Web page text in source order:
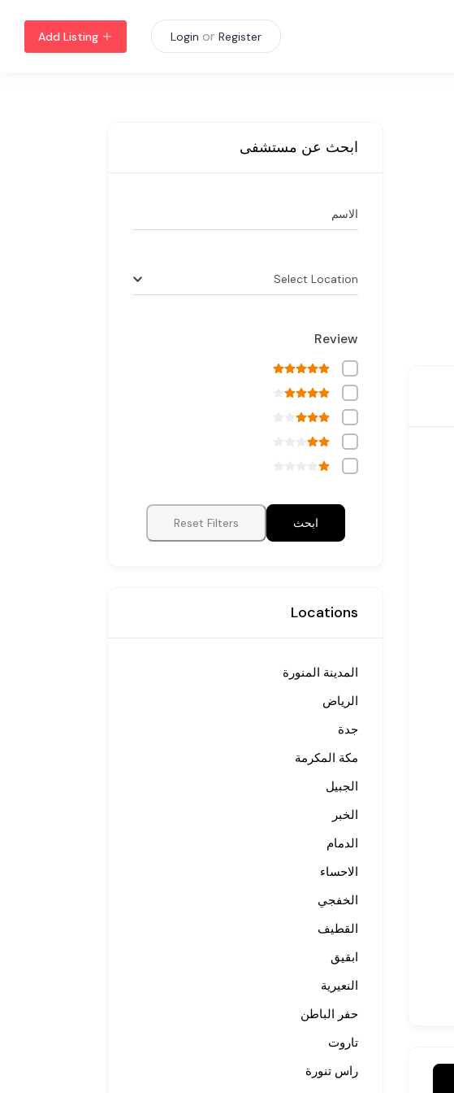
Login or Register
Add Listing
ابحث عن مستشفى
الاسم
Select Location
Review
ابحث Reset Filters
Locations
المدينة المنورة
الرياض
جدة
مكة المكرمة
الجبيل
الخبر
الدمام
الاحساء
الخفجي
القطيف
ابقيق
النعيرية
حفر الباطن
تاروت
راس تنورة